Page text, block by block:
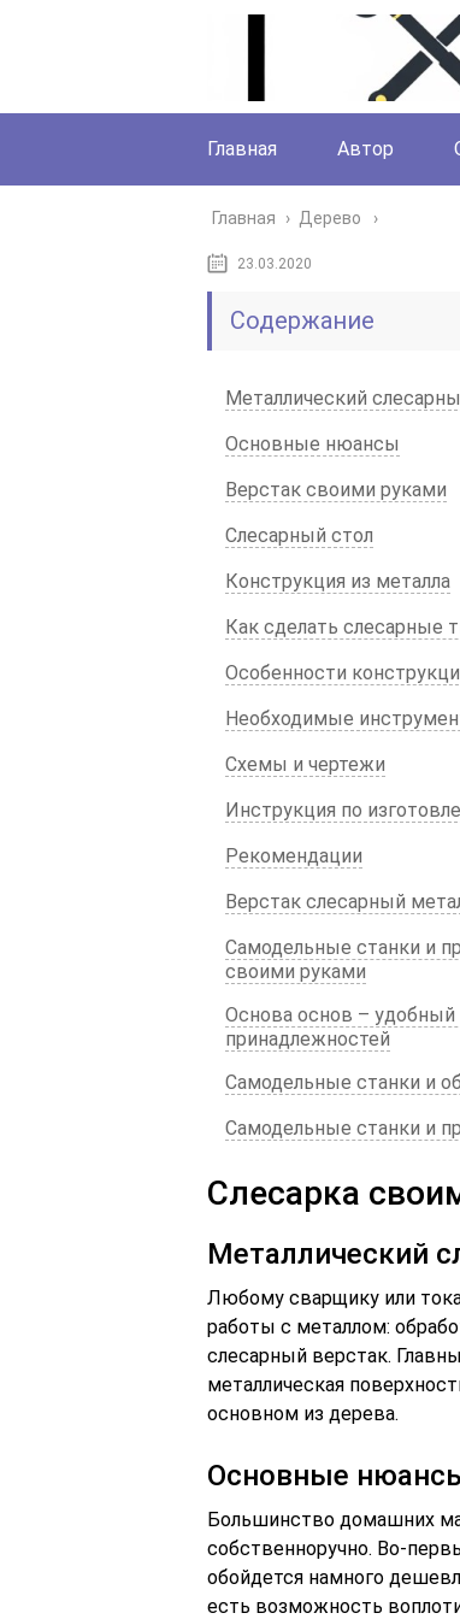
Главная Автор
Главная › Дерево
23.03.2020
Содержание
Металлический
Основные нюансы
Верстак своими руками
Слесарный стол
Конструкция из металла
Как сделать слесарные
Особенности
Необходимые
Схемы и чертежи
Инструкция по
Рекомендации
Верстак слесарный
Самодельные станки и
своими руками
Основа основ – удобный
принадлежностей
Самодельные станки и
Самодельные станки и
Слесарка
Металлический
Любому сварщику или
работы с металлом:
слесарный верстак.
металлическая
основном из дерева.
Основные
Большинство домашних
собственноручно. Во-
обойдется намного
есть возможность